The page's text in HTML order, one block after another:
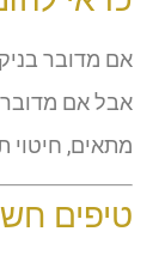
אם מדובר
אבל אם מדובר
מתאים, חיטוי
טיפים